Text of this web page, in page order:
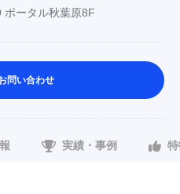
ポータル秋葉原8F
問い合わせ
実績・事例